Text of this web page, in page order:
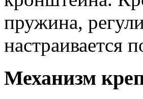
пружина,
настраивается
Механизм